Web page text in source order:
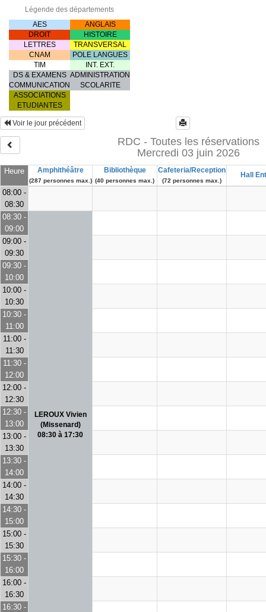
Légende des départements
AES
ANGLAIS
DROIT
HISTOIRE
LETTRES
TRANSVERSAL
CNAM
POLE LANGUES
TIM
INT. EXT.
DS & EXAMENS ADMINISTRATION
COMMUNICATION
SCOLARITE
ASSOCIATIONS
ETUDIANTES
Heure Amphithéâtre
(287 personnes max.)
Bibliothèque
(40 personnes max.)
Cafeteria/Reception
(72 personnes max.)
Hall
Voir le jour précédent
RDC - Toutes les réservations
Mercredi 03 juin 2026
08:00 -
08:30
08:30 -
09:00
LEROUX Vivien
(Missenard)
08:30 à 17:30
09:00 -
09:30
09:30 -
10:00
10:00 -
10:30
10:30 -
11:00
11:00 -
11:30
11:30 -
12:00
12:00 -
12:30
12:30 -
13:00
13:00 -
13:30
13:30 -
14:00
14:00 -
14:30
14:30 -
15:00
15:00 -
15:30
15:30 -
16:00
16:00 -
16:30
16:30 -